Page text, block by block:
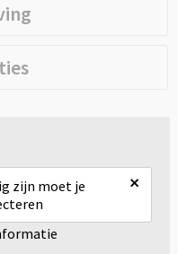
zijn moet je
×